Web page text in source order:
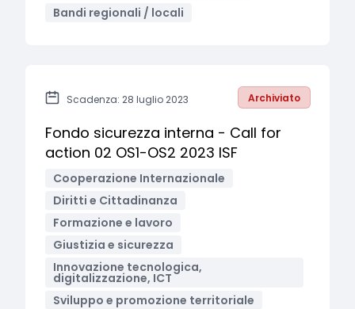
Bandi regionali / locali
Scadenza: 28 luglio 2023 Archiviato
Fondo sicurezza interna - Call for
action 02 OS1-OS2 2023 ISF
Cooperazione Internazionale
Diritti e Cittadinanza
Formazione e lavoro
Giustizia e sicurezza
Innovazione tecnologica,
digitalizzazione, ICT
Sviluppo e promozione territoriale